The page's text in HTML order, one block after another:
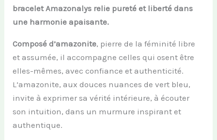
bracelet Amazonalys relie pureté et liberté dans
une harmonie apaisante.
Composé d’amazonite, pierre de la féminité libre
et assumée, il accompagne celles qui osent être
elles-mêmes, avec confiance et authenticité.
L’amazonite, aux douces nuances de vert bleu,
invite à exprimer sa vérité intérieure, à écouter
son intuition, dans un murmure inspirant et
authentique.